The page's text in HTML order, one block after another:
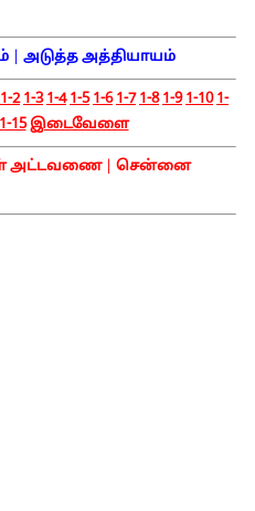
| அடுத்த அத்தியாயம்
1-2 1-3 1-4 1-5 1-6 1-7 1-8 1-9 1-10 1-
1-15 இடைவேளை
அட்டவணை| சென்னை